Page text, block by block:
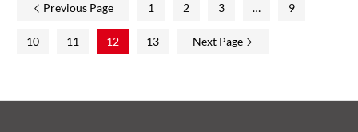
Previous Page 1 2 3 … 9
10 11 12 13 Next Page